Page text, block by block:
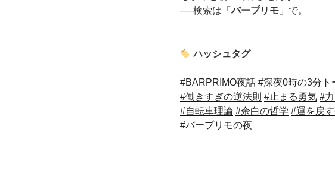
──検索は「バープリモ 」で。
ハッシュタグ
#BARPRIMO夜話 #深夜0時の3分ト
#働きすぎの逆法則 #止まる勇気 #
#自転車理論 #余白の哲学 #運を戻
#バープリモの夜